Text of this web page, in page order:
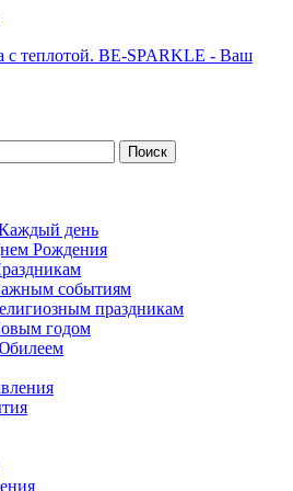
с теплотой. BE-SPARKLE - Ваш
день
Рождения
событиям
праздникам
годом